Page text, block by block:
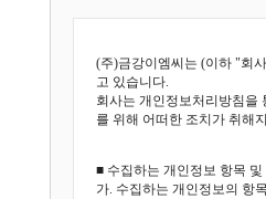
(주)금강이엠씨는 (이하 "회
고 있습니다.
회사는 개인정보처리방침을
를 위해 어떠한 조치가 취해
■ 수집하는 개인정보 항목
가. 수집하는 개인정보의 항